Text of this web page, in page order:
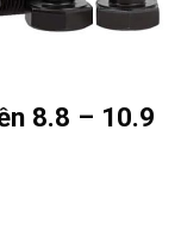
8.8 – 10.9